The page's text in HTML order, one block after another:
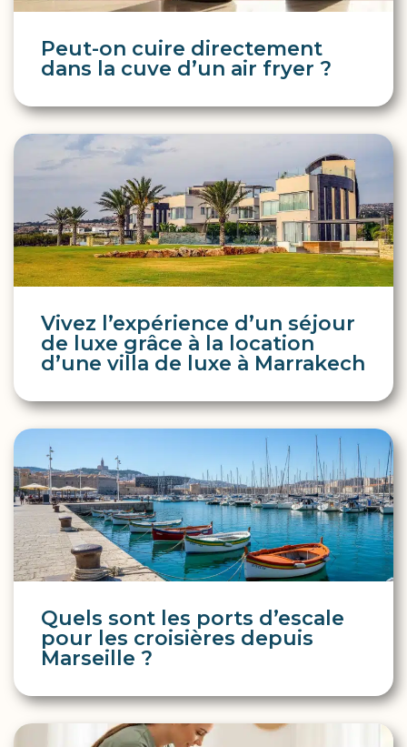
Peut-on cuire directement
dans la cuve d’un air fryer ?
Vivez l’expérience d’un séjour
de luxe grâce à la location
d’une villa de luxe à Marrakech
Quels sont les ports d’escale
pour les croisières depuis
Marseille ?